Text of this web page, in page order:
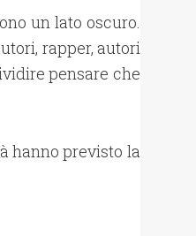
un lato oscuro.
rapper, autori
pensare che
hanno previsto la